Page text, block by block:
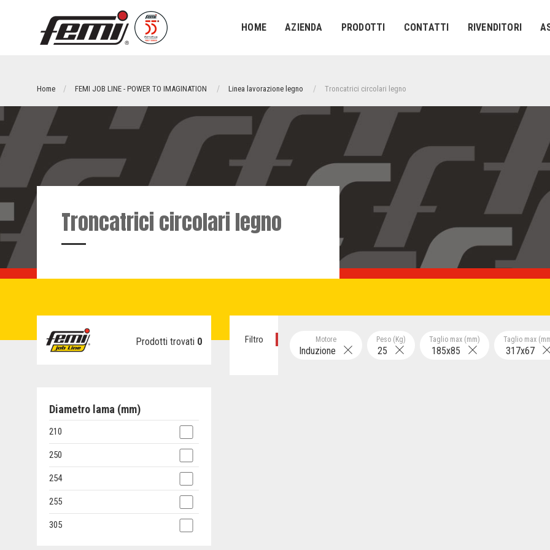
HOME AZIENDA PRODOTTI CONTATTI RIVENDITORI
Home FEMI JOB LINE - POWER TO IMAGINATION Linea lavorazione legno Troncatrici circolari legno
Troncatrici circolari legno
Prodotti trovati 0 Filtro Taglio max
317x67
Taglio max (mm)
185x85
Peso (Kg)
25
Motore
Induzione
Diametro lama (mm)
210
250
254
255
305